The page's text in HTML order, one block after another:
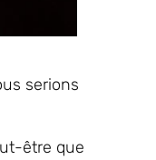
serions
être que